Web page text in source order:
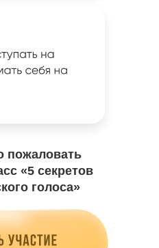
пожаловать
«5 секретов
голоса»